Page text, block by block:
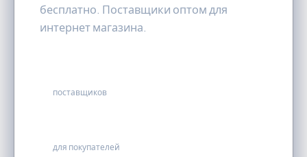
бесплатно. Поставщики оптом для
интернет магазина.
поставщиков
для покупателей